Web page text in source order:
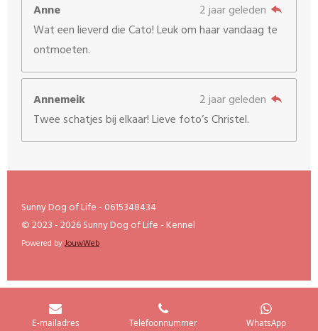
Anne
2 jaar geleden
Wat een lieverd die Cato! Leuk om haar vandaag te
ontmoeten.
Annemeik
2 jaar geleden
Twee schatjes bij elkaar! Lieve foto’s Christel.
Sunny Dog of Life - 0615348434
© 2023 - 2026 Sunny Dog of Life - Kennel
Powered byJouwWeb
E-mailadres Telefoonnummer WhatsApp